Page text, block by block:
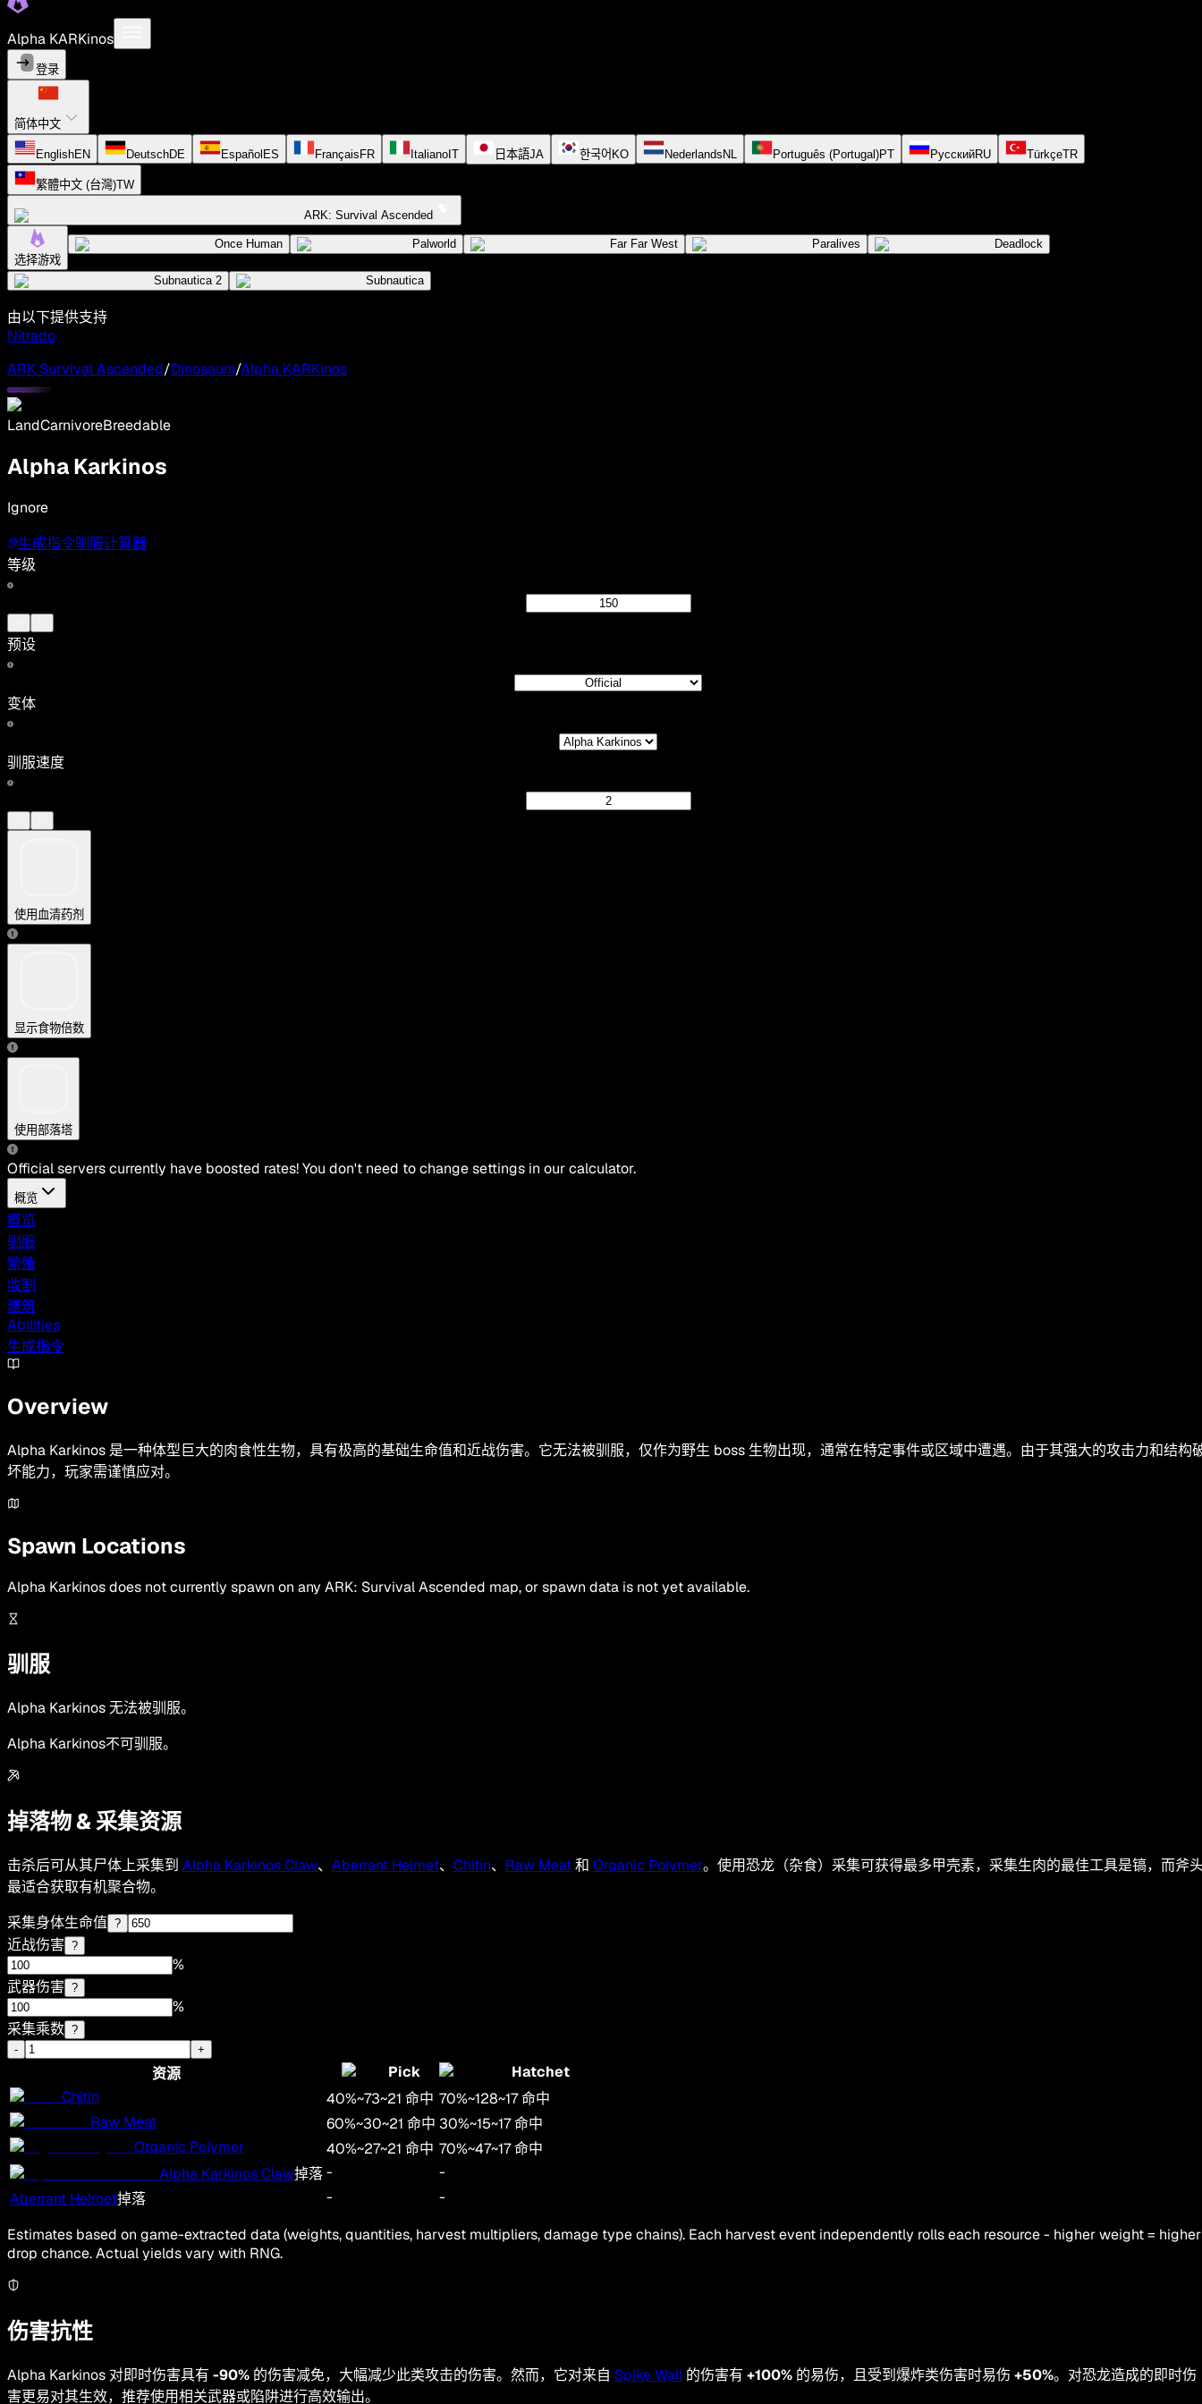
Alpha KARKinos
登录
简体中文
EnglishEN DeutschDE Español ES Français FR Italiano IT 日本語JA 한국어 KO Nederlands NL Português (Portugal)PT РусскийRU TürkçeTR
繁體中文 (台灣)TW
ARK: Survival Ascended
选择游戏
Once Human Palworld Far Far West Paralives Deadlock
Subnautica 2 Subnautica
由以下提供支持
Nitrado
ARK Survival Ascended/Dinosaurs/Alpha KARKinos
LandCarnivoreBreedable
Alpha Karkinos
Ignore
生成指令驯服计算器
等级
预设
变体
驯服速度
使用血清药剂
显示食物倍数
使用部落塔
Official servers currently have boosted rates! You don't need to change settings in our calculator.
概览
概览
驯服
繁殖
收割
建筑
Abilities
生成指令
Overview
Alpha Karkinos 是一种体型巨大的肉食性生物，具有极高的基础生命值和近战伤害。它无法被驯服，仅作为野生 boss 生物出现，通常在特定事件或区域中遭遇。由于其强大的攻击力和结构
坏能力，玩家需谨慎应对。
Spawn Locations
Alpha Karkinosdoes not currently spawn on any ARK: Survival Ascended map, or spawn data is not yet available.
驯服
Alpha Karkinos 无法被驯服。
Alpha Karkinos不可驯服。
掉落物 & 采集资源
击杀后可从其尸体上采集到 Alpha Karkinos Claw、 Aberrant Helmet、 Chitin、 Raw Meat和 Organic Polymer。使用恐龙（杂食）采集可获得最多甲壳素，采集生肉的最佳工具是镐，而斧
最适合获取有机聚合物。
采集身体生命值 ?
近战伤害 ?
%
武器伤害 ?
%
采集乘数 ?
-
+
资源 Pick
Hatchet
Chitin
40%~73~21 命中 70%~128~17命中
Raw Meat
60%~30~21 命中 30%~15~17命中
Organic Polymer
40%~27~21 命中 70%~47~17命中
Alpha Karkinos Claw掉落-
-
Aberrant Helmet掉落 -
-
Estimates based on game-extracted data (weights, quantities, harvest multipliers, damage type chains). Each harvest event independently rolls each resource - higher weight = higher
drop chance. Actual yields vary with RNG.
伤害抗性
Alpha Karkinos 对即时伤害具有 -90% 的伤害减免，大幅减少此类攻击的伤害。然而，它对来自 Spike Wall 的伤害有 +100% 的易伤，且受到爆炸类伤害时易伤 +50%。对恐龙造成的即时伤
害更易对其生效，推荐使用相关武器或陷阱进行高效输出。